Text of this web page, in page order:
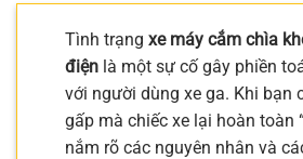
Tình trạng xe máy cắm chìa
điện là một sự cố gây phiền
với người dùng xe ga. Khi bạn
gấp mà chiếc xe lại hoàn toàn
nắm rõ các nguyên nhân và